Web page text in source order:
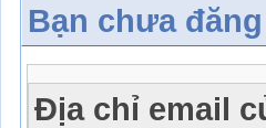
Bạn chưa
Địa chỉ email